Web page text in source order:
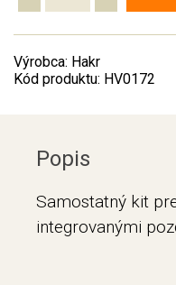
Výrobca: Hakr
Kód produktu: HV0172
Popis
Samostatný kit
integrovanými